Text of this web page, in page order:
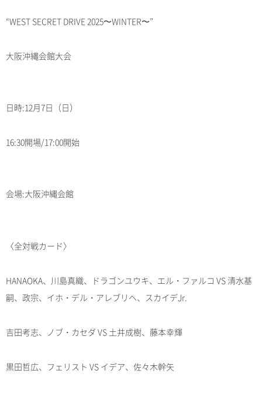
“WEST SECRET DRIVE 2025〜WINTER〜”
大阪沖縄会館大会
日時:12月7日（日）
16:30開場/17:00開始
会場:大阪沖縄会館
〈全対戦カード〉
HANAOKA、川島真織、ドラゴンユウキ、エル・ファルコ VS 清水基
嗣、政宗、イホ・デル・アレブリヘ、スカイデJr.
吉田考志、ノブ・カセダ VS 土井成樹、藤本幸輝
黒田哲広、フェリスト VS イデア、佐々木幹矢